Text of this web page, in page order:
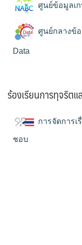
ศูนย์ข้อมูลเ
ศูนย์กลางข้อ
Data
ร้องเรียนการทุจริต
การจัดการเ
ชอบ